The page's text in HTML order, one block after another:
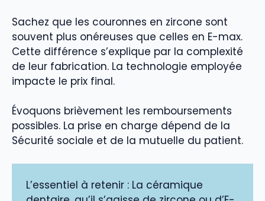
Sachez que les couronnes en zircone sont
souvent plus onéreuses que celles en E-max.
Cette différence s’explique par la complexité
de leur fabrication. La technologie employée
impacte le prix final.
Évoquons brièvement les remboursements
possibles. La prise en charge dépend de la
Sécurité sociale et de la mutuelle du patient.
L’essentiel à retenir : La céramique